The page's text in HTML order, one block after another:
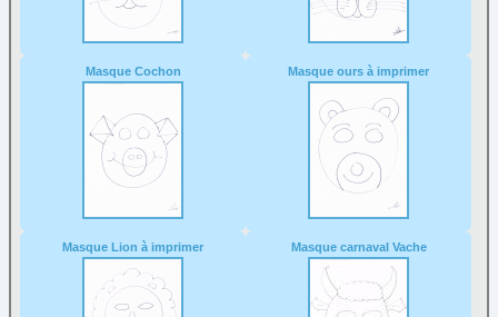
Masque Cochon Masque ours à imprimer
Masque Lion à imprimer Masque carnaval Vache